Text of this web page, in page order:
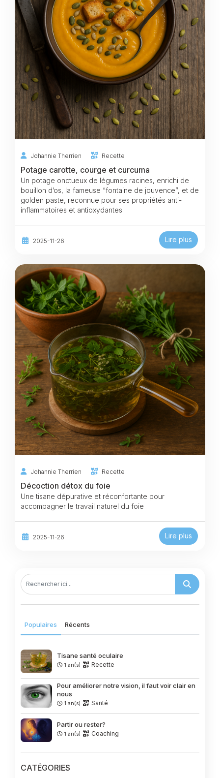
Johannie Therrien Recette
Potage carotte, courge et curcuma
Un potage onctueux de légumes racines, enrichi de
bouillon d’os, la fameuse “fontaine de jouvence”, et de
golden paste, reconnue pour ses propriétés anti-
inflammatoires et antioxydantes
2025-11-26 Lire plus
Johannie Therrien Recette
Décoction détox du foie
Une tisane dépurative et réconfortante pour
accompagner le travail naturel du foie
2025-11-26 Lire plus
Populaires Récents
Tisane santé oculaire
1 an(s) Recette
Pour améliorer notre vision, il faut voir clair en
nous
1 an(s) Santé
Partir ou rester?
1 an(s) Coaching
CATÉGORIES